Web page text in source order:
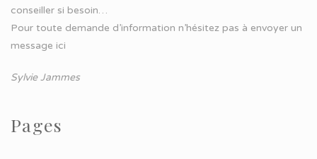
conseiller si besoin…
Pour toute demande d’information n’hésitez pas à envoyer un
message ici
Sylvie Jammes
Pages